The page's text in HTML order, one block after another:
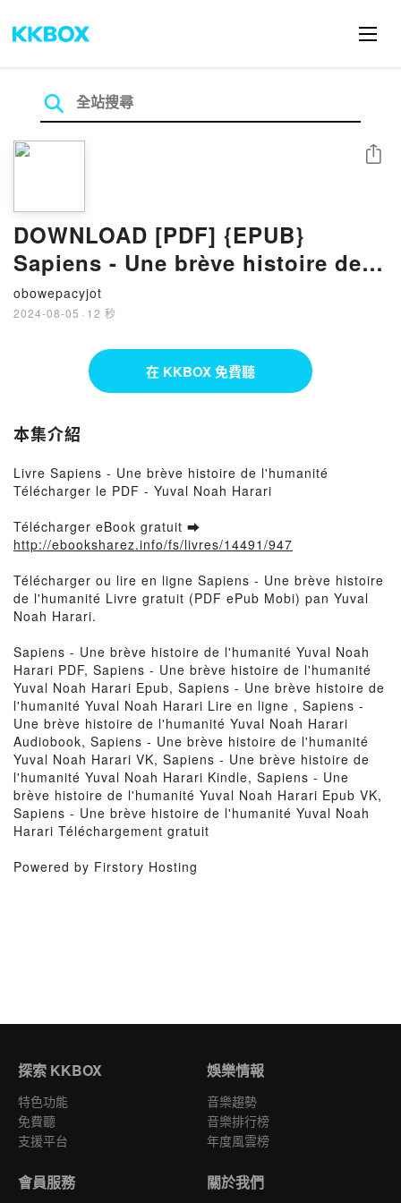
DOWNLOAD [PDF] {EPUB}
Sapiens - Une brève histoire de
l'humanité
obowepacyjot
2024-08-05 · 12 秒
分享
在 KKBOX 免費聽
本集介紹
Livre Sapiens - Une brève histoire de l'humanité
Télécharger le PDF - Yuval Noah Harari
Télécharger eBook gratuit ➡
http://ebooksharez.info/fs/livres/14491/947
Télécharger ou lire en ligne Sapiens - Une brève histoire
de l'humanité Livre gratuit (PDF ePub Mobi) pan Yuval
Noah Harari.
Sapiens - Une brève histoire de l'humanité Yuval Noah
Harari PDF, Sapiens - Une brève histoire de l'humanité
Yuval Noah Harari Epub, Sapiens - Une brève histoire de
l'humanité Yuval Noah Harari Lire en ligne , Sapiens -
Une brève histoire de l'humanité Yuval Noah Harari
Audiobook, Sapiens - Une brève histoire de l'humanité
Yuval Noah Harari VK, Sapiens - Une brève histoire de
l'humanité Yuval Noah Harari Kindle, Sapiens - Une
brève histoire de l'humanité Yuval Noah Harari Epub VK,
Sapiens - Une brève histoire de l'humanité Yuval Noah
Harari Téléchargement gratuit
Powered by Firstory Hosting
探索 KKBOX
特色功能
免費聽
支援平台
娛樂情報
音樂趨勢
音樂排行榜
年度風雲榜
會員服務 關於我們